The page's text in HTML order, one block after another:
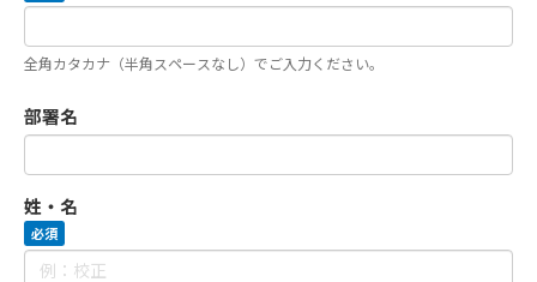
全角カタカナ（半角スペースなし）でご入力ください。
部署名
姓・名
必須